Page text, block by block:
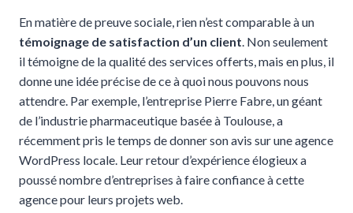
En matière de preuve sociale, rien n’est comparable à un
témoignage de satisfaction d’un client. Non seulement
il témoigne de la qualité des services offerts, mais en plus, il
donne une idée précise de ce à quoi nous pouvons nous
attendre. Par exemple, l’entreprise Pierre Fabre, un géant
de l’industrie pharmaceutique basée à Toulouse, a
récemment pris le temps de donner son avis sur une agence
WordPress locale. Leur retour d’expérience élogieux a
poussé nombre d’entreprises à faire confiance à cette
agence pour leurs projets web.